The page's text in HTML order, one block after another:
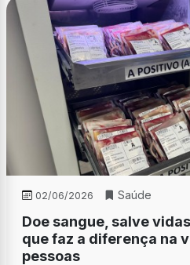
02/06/2026 Saúde
Doe sangue, salve
que faz a diferença na
pessoas